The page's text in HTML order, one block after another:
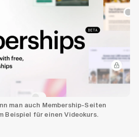
man auch Membership-Seiten
Beispiel für einen Videokurs.